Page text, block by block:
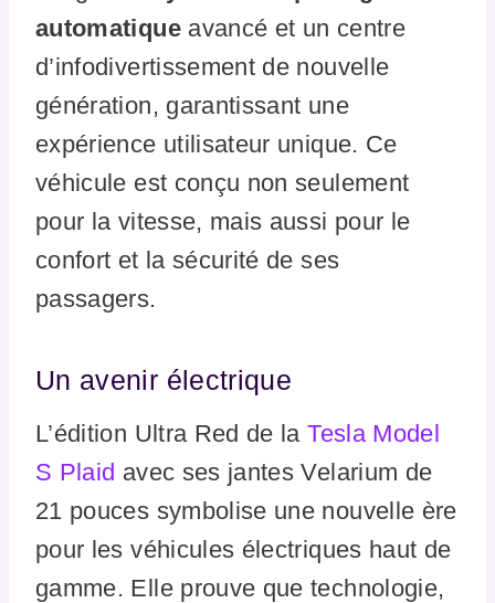
automatiqueavancé et un centre
d’infodivertissement de nouvelle
génération, garantissant une
expérience utilisateur unique. Ce
véhicule est conçu non seulement
pour la vitesse, mais aussi pour le
confort et la sécurité de ses
passagers.
Un avenir électrique
L’édition Ultra Red de laTesla Model
S Plaid avec ses jantes Velarium de
21 pouces symbolise une nouvelle ère
pour les véhicules électriques haut de
gamme. Elle prouve que technologie,